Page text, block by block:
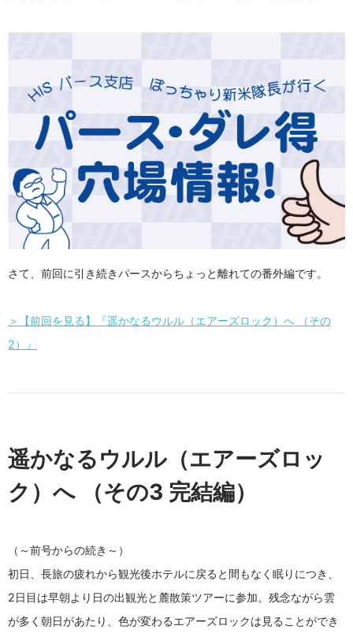
さて、前回に引き続きパースからちょっと離れての番外編です。
＞【前回を見る】『遥かなるウルル（エアーズロック）へ （その
2）』
遥かなるウルル（エアーズロッ
ク）へ （その3 完結編）
（～前号からの続き～）
初日、長旅の疲れから観光後ホテルに戻ると間もなく眠りにつき、
2日目は早朝より日の出観光と麓散策ツアーに参加。残念ながら雲
が多く朝日があたり、色が変わるエアーズロックは見ることができ